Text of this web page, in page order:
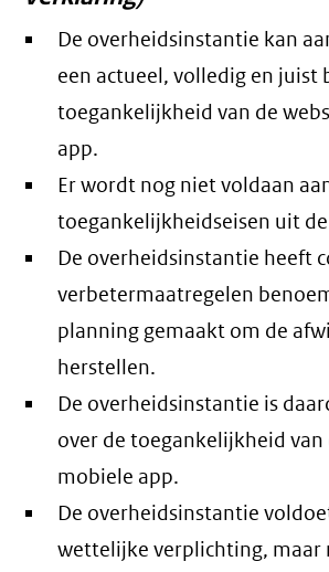
De overheidsinstantie kan
een actueel, volledig en juist
toegankelijkheid van de
app.
Er wordt nog niet voldaan
toegankelijkheidseisen uit
De overheidsinstantie heeft
verbetermaatregelen
planning gemaakt om de
herstellen.
De overheidsinstantie is
over de toegankelijkheid
mobiele app.
De overheidsinstantie
wettelijke verplichting, maar